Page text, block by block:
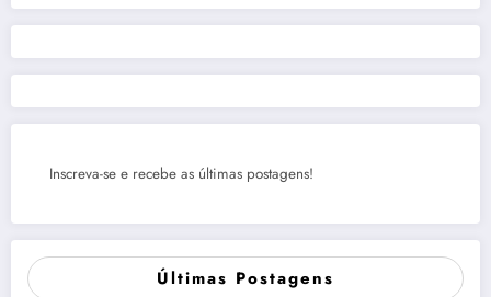
Inscreva-se e recebe as últimas postagens!
Últimas Postagens